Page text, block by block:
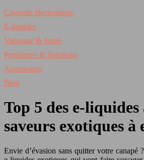
Cigarette électronique
E-liquides
Vapotage & Santé
Problèmes & Solutions
Accessoires
Blog
Top 5 des e-liquides
saveurs exotiques à
Envie d’évasion sans quitter votre canapé